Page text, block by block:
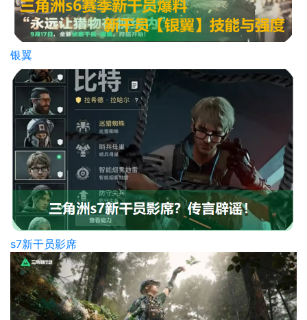
银翼
s7新干员影席